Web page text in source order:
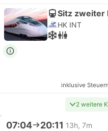
Sitz zweiter
HK INT
inklusive Steuern
2 weitere
07:04 20:11 13h, 7m